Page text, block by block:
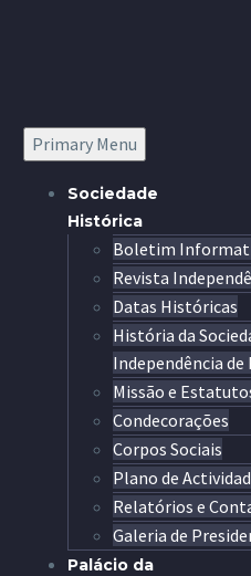
Primary Menu
Sociedade
Histórica
Boletim
Revista
Datas Históricas
História da
Independência
Missão e
Condecorações
Corpos Sociais
Plano de
Relatórios e
Galeria de
Palácio da